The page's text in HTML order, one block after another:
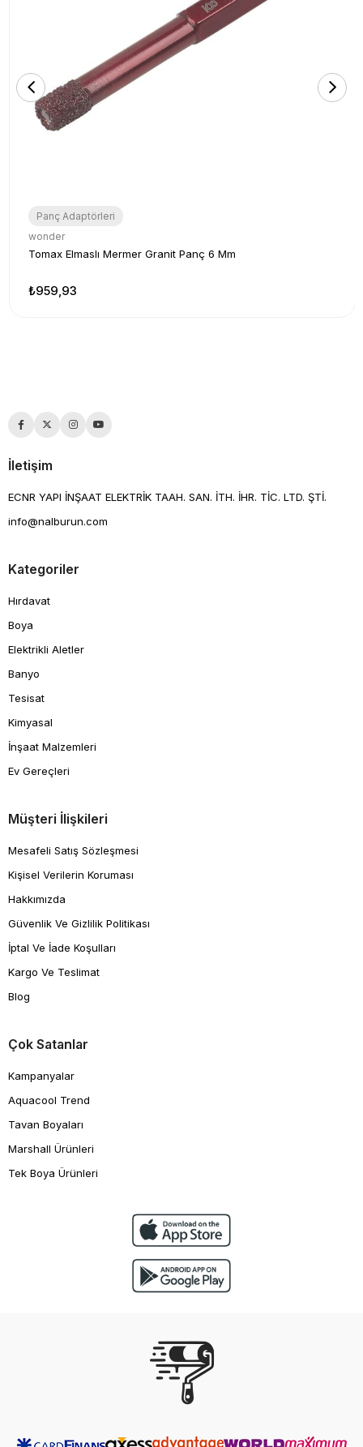
Panç Adaptörleri
wonder
Tomax Elmaslı Mermer Granit Panç 6 Mm
₺959,93
İletişim
ECNR YAPI İNŞAAT ELEKTRİK TAAH. SAN. İTH. İHR. TİC. LTD. ŞTİ.
info@nalburun.com
Kategoriler
Hırdavat
Boya
Elektrikli Aletler
Banyo
Tesisat
Kimyasal
İnşaat Malzemleri
Ev Gereçleri
Müşteri İlişkileri
Mesafeli Satış Sözleşmesi
Kişisel Verilerin Koruması
Hakkımızda
Güvenlik Ve Gizlilik Politikası
İptal Ve İade Koşulları
Kargo Ve Teslimat
Blog
Çok Satanlar
Kampanyalar
Aquacool Trend
Tavan Boyaları
Marshall Ürünleri
Tek Boya Ürünleri